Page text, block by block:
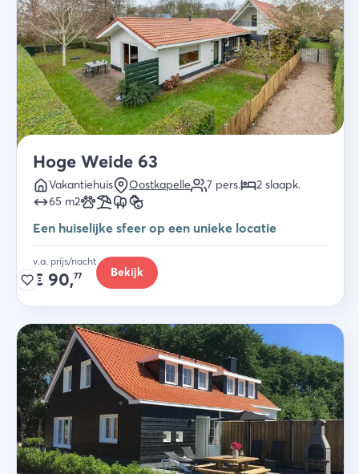
Hoge Weide 63
Vakantiehuis Oostkapelle 7 pers. 2 slaapk.
65 m2
Een huiselijke sfeer op een unieke locatie
v.a. prijs/nacht
€ 90,77 Bekijk